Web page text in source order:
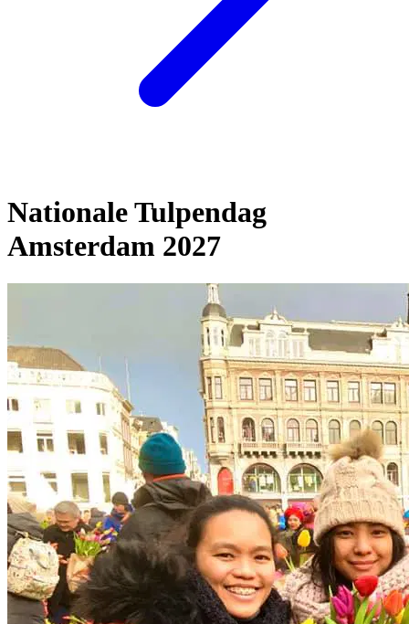
Nationale Tulpendag
Amsterdam 2027